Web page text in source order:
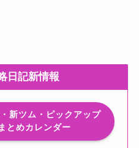
日記新情報
新ツム・ピックアップ
とめカレンダー